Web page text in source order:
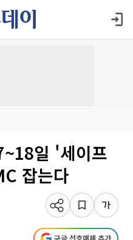
일 '세이프
잡는다
구글 선호매체 추가